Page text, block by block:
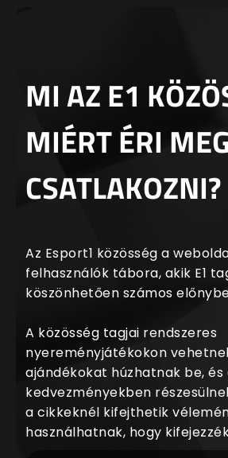
MI AZ E1
MIÉRT ÉRI
CSATLAKOZNI?
Az Esport1 közösség a
felhasználók tábora, akik E1
köszönhetően számos
A közösség tagjai rendszeres
nyereményjátékokon
ajándékokat húzhatnak be, és
kedvezményekben
a cikkeknél kifejthetik
használhatnak, hogy